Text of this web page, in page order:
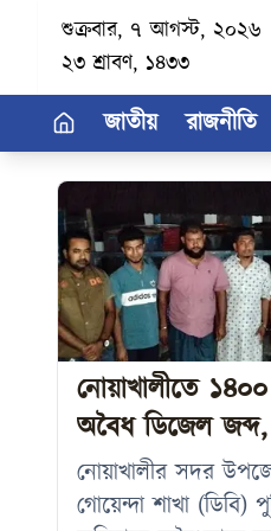
শুক্রবার, ৭ আগস্ট, ২০২৬
২৩ শ্রাবণ, ১৪৩৩
জাতীয় রাজনীতি
নোয়াখালীতে
অবৈধ ডিজেল
নোয়াখালীর সদর
গোয়েন্দা শাখা (ডিবি)